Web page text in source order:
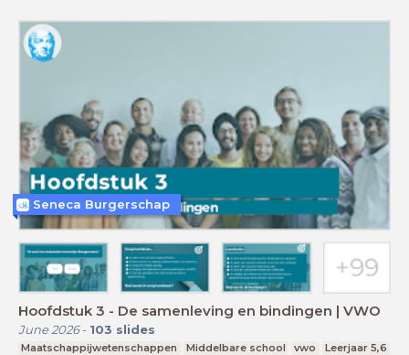
Hoofdstuk 3 - De samenleving en bindingen | VWO
June 2026- 103 slides
Maatschappijwetenschappen Middelbare school vwo Leerjaar 5,6
Seneca Burgerschap